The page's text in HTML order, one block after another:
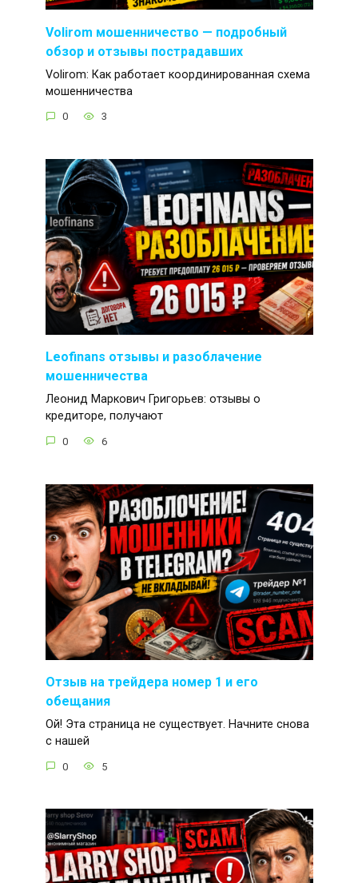
Volirom мошенничество — подробный
обзор и отзывы пострадавших
Volirom: Как работает координированная схема
мошенничества
0 3
Leofinans отзывы и разоблачение
мошенничества
Леонид Маркович Григорьев: отзывы о
кредиторе, получают
0 6
Отзыв на трейдера номер 1 и его
обещания
Ой! Эта страница не существует. Начните снова
с нашей
0 5